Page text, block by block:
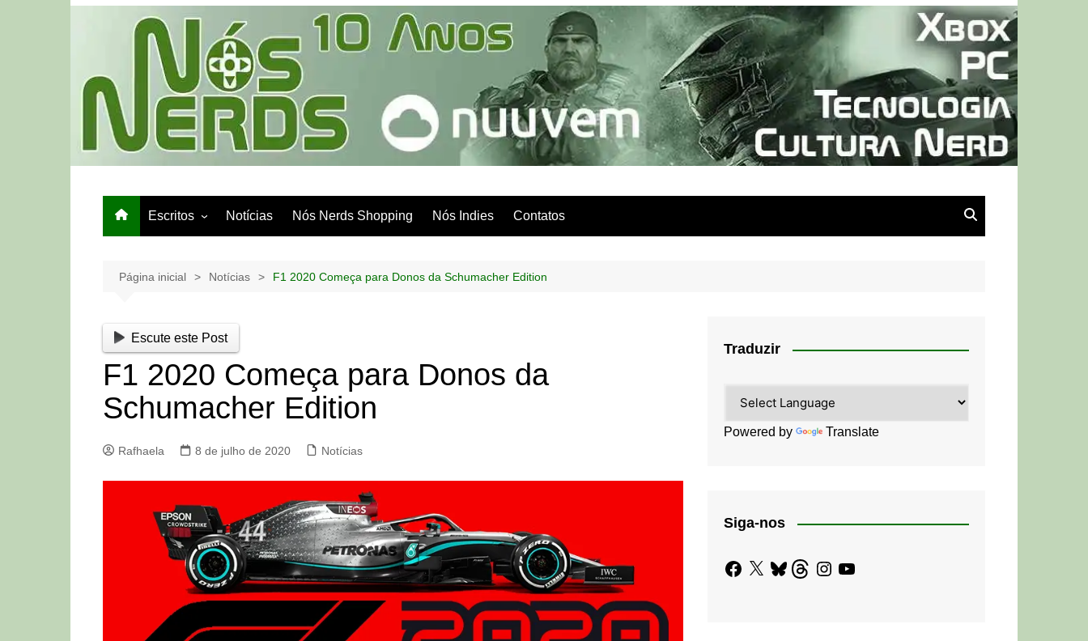
Escritos
Papo de Bar
Notícias Nós Nerds Shopping Nós Indies Contatos
Página inicial Notícias F1 2020 Começa para Donos da Schumacher Edition
Escute este Post
F1 2020 Começa para Donos da
Schumacher Edition
Rafhaela 8 de julho de 2020 Notícias
Traduzir
Powered by Translate
Siga-nos
Facebook
X BlueskyThreadsInstagram
YouTube